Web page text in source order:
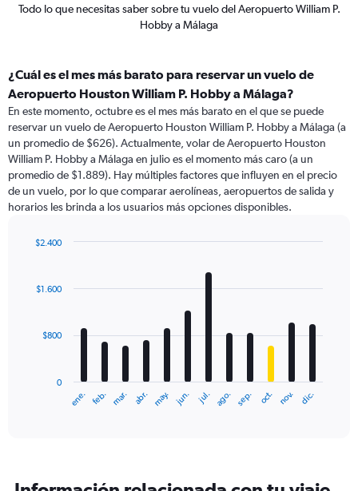
Todo lo que necesitas saber sobre tu vuelo del Aeropuerto William P.
Hobby a Málaga
¿Cuál es el mes más barato para reservar un vuelo de
Aeropuerto Houston William P. Hobby a Málaga?
En este momento, octubre es el mes más barato en el que se puede
reservar un vuelo de Aeropuerto Houston William P. Hobby a Málaga (a
un promedio de $626). Actualmente, volar de Aeropuerto Houston
William P. Hobby a Málaga en julio es el momento más caro (a un
promedio de $1.889). Hay múltiples factores que influyen en el precio
de un vuelo, por lo que comparar aerolíneas, aeropuertos de salida y
horarios les brinda a los usuarios más opciones disponibles.
with
12
The
ene. feb. mar. abr. may. jun. jul. ago. sep. oct. nov. dic.
0
$800
$1.600
$2.400